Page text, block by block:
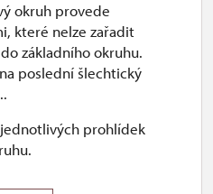
okruh provede
které nelze zařadit
základního okruhu.
poslední šlechtický
prohlídek